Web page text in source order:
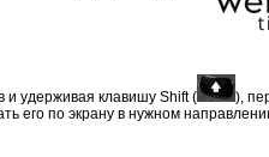
и удерживая клавишу Shift (
),
его по экрану в нужном